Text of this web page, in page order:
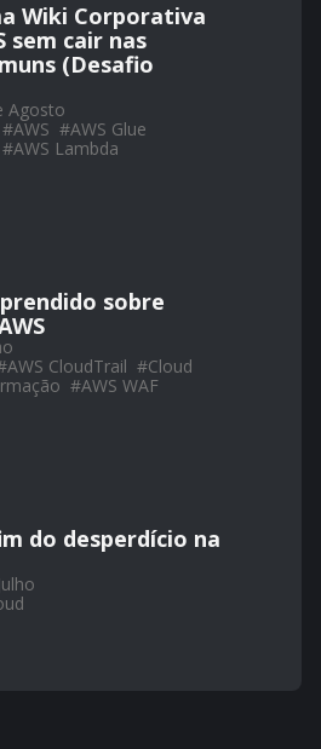
Wiki Corporativa
sem cair nas
(Desafio
Agosto
#AWS #AWS Glue
#AWS Lambda
sobre
AWS CloudTrail #Cloud
#AWS WAF
do desperdício na